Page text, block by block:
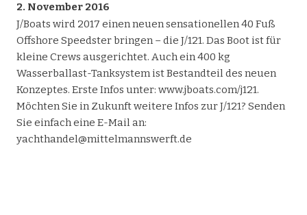
2. November 2016
J/Boats wird 2017 einen neuen sensationellen 40 Fuß
Offshore Speedster bringen – die J/121. Das Boot ist für
kleine Crews ausgerichtet. Auch ein 400 kg
Wasserballast-Tanksystem ist Bestandteil des neuen
Konzeptes. Erste Infos unter: www.jboats.com/j121.
Möchten Sie in Zukunft weitere Infos zur J/121? Senden
Sie einfach eine E-Mail an:
yachthandel@mittelmannswerft.de